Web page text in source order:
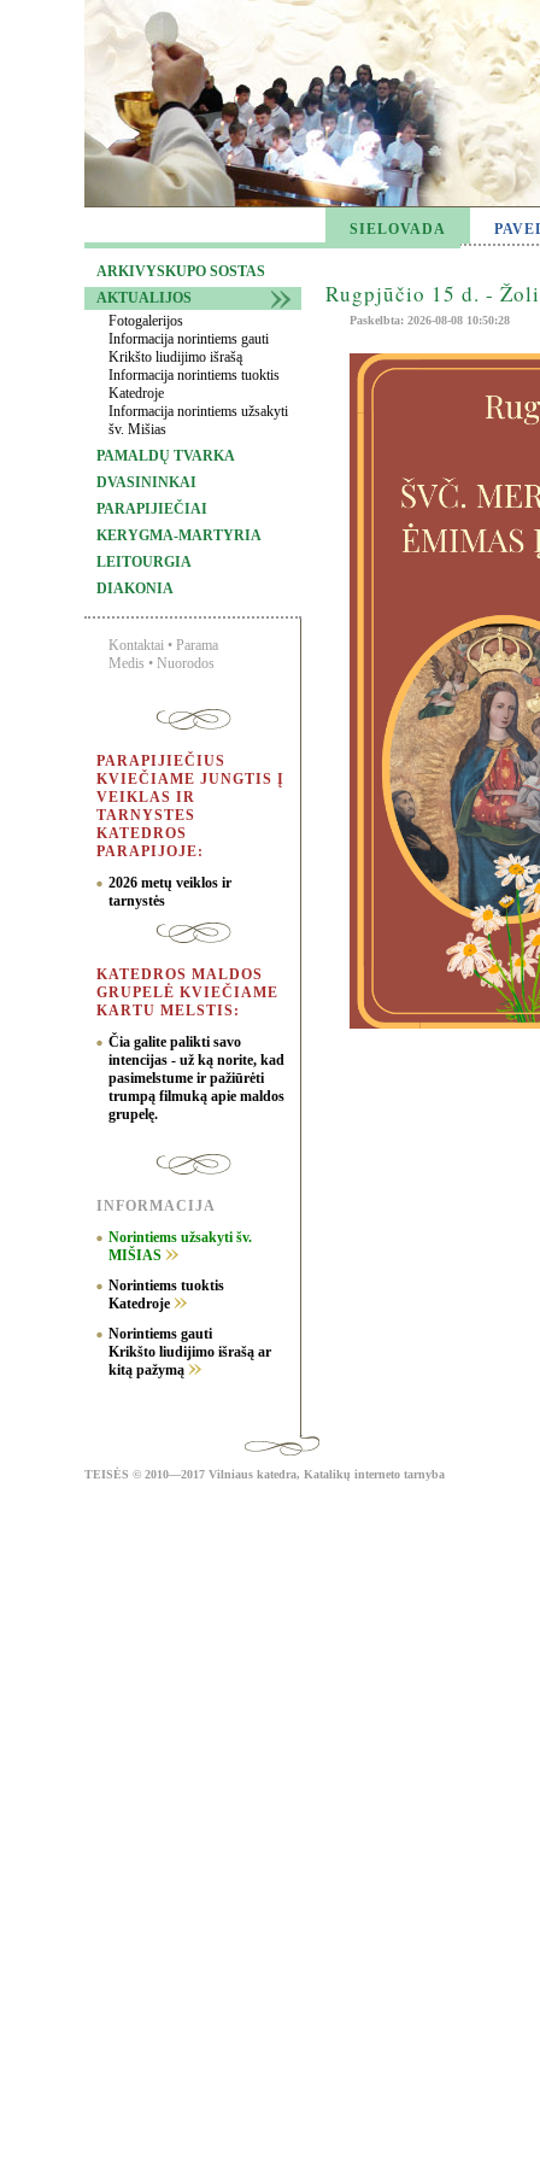
SIELOVADA
ARKIVYSKUPO SOSTAS
AKTUALIJOS
Fotogalerijos
Informacija norintiems gauti
Krikšto liudijimo išrašą
Informacija norintiems tuoktis
Katedroje
Informacija norintiems užsakyti
šv. Mišias
PAMALDŲ TVARKA
DVASININKAI
PARAPIJIEČIAI
KERYGMA-MARTYRIA
LEITOURGIA
DIAKONIA
Kontaktai • Parama
Medis • Nuorodos
PARAPIJIEČIUS
KVIEČIAME JUNGTIS Į
VEIKLAS IR
TARNYSTES
KATEDROS
PARAPIJOJE:
2026 metų veiklos ir
tarnystės
KATEDROS MALDOS
GRUPELĖ KVIEČIAME
KARTU MELSTIS:
Čia galite palikti savo
intencijas - už ką norite, kad
pasimelstume ir pažiūrėti
trumpą filmuką apie maldos
grupelę.
INFORMACIJA
Norintiems užsakyti šv.
MIŠIAS
Norintiems tuoktis
Katedroje
Norintiems gauti
Krikšto liudijimo išrašą ar
kitą pažymą
Rugpjūčio 15 d. -
Paskelbta: 2026-08-08 10:50:28
TEISĖS © 2010—2017 Vilniaus katedra, Katalikų interneto tarnyba